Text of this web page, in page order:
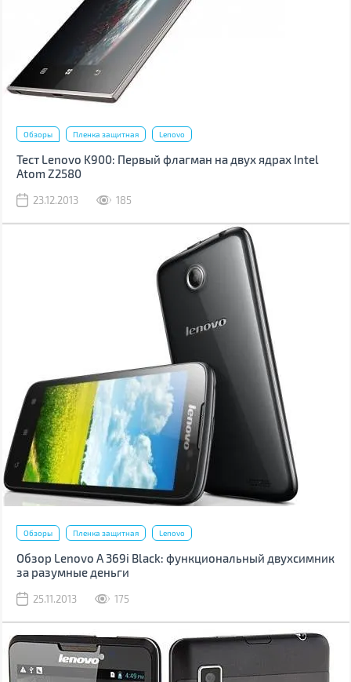
Обзоры Пленка защитная Lenovo
Тест Lenovo K900: Первый флагман на двух ядрах Intel
Atom Z2580
23.12.2013 185
Обзоры Пленка защитная Lenovo
Обзор Lenovo A 369i Black: функциональный двухсимник
за разумные деньги
25.11.2013 175